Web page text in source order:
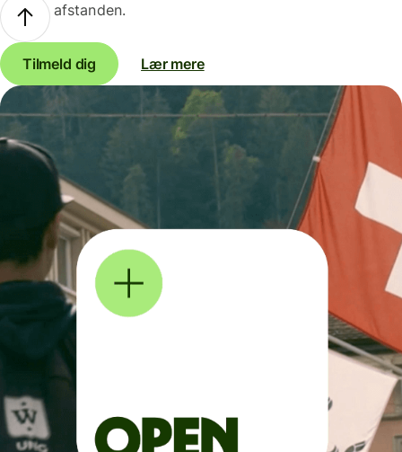
afstanden.
Tilmeld dig Lær mere